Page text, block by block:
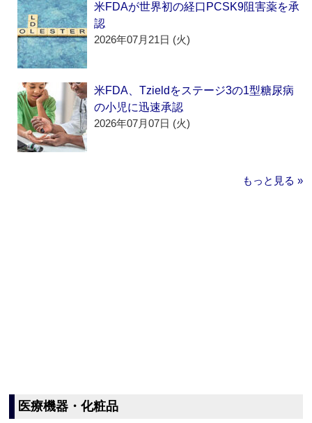
米FDAが世界初の経口PCSK9阻害薬を承
認
2026年07月21日 (火)
米FDA、Tzieldをステージ3の1型糖尿病
の小児に迅速承認
2026年07月07日 (火)
もっと見る »
医療機器・化粧品